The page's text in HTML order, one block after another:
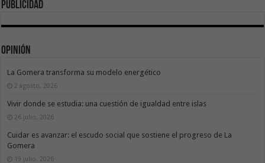
Publicidad
Opinión
La Gomera transforma su modelo energético
2 agosto, 2026
Vivir donde se estudia: una cuestión de igualdad entre islas
26 julio, 2026
Cuidar es avanzar: el escudo social que sostiene el progreso de La
Gomera
19 julio, 2026